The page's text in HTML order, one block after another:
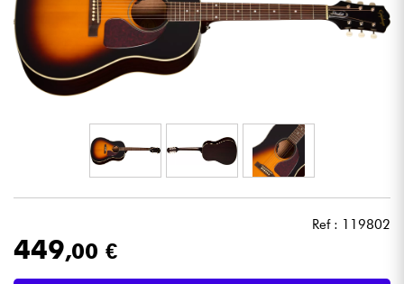
Synths & samplers
Home-studio
Microfoon
Live Sound
Ref : 119802
449,00 €